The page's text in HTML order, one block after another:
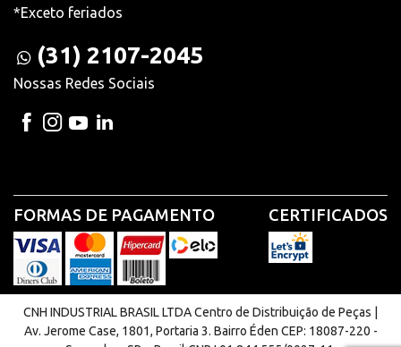
*Exceto feriados
(31) 2107-2045
Nossas Redes Sociais
FORMAS DE PAGAMENTO CERTIFICADOS
CNH INDUSTRIAL BRASIL LTDA Centro de Distribuição de Peças |
Av. Jerome Case, 1801, Portaria 3. Bairro Éden CEP: 18087-220 -